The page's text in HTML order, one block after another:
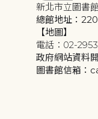
新北市立圖書
總館地址：
【地圖】
電話：02-
政府網站資料
圖書館信箱：